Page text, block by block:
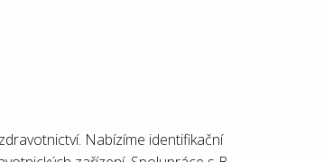
Nabízíme identifikační